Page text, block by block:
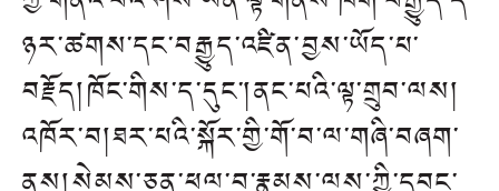
ཉར་ཚགས་དང་བརྒྱུད་འཛིན་བྱས་ཡོད་པ་
བརྗོད།ཁོང་གིས་ད་དུང་།ནང་པའི་ལྟ་གྲུབ་ལས།
འཁོར་བ།ཐར་པའི་སྐོར་གྱི་གོ་བ་ལ་གཞི་བཞག་